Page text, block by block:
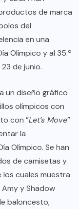
de marca
del
en una
Olímpico y al 35.º
de junio.
un diseño gráfico
olímpicos con
con ”Let’s Move”
la
Olímpico. Se han
de camisetas y
cuales muestra
Amy y Shadow
baloncesto,